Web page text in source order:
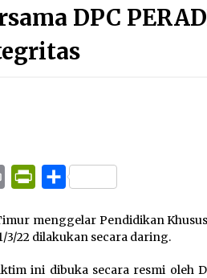
DPC
Print PrintFriendly
Share
menggelar Pendidikan
3/22 dilakukan secara daring.
ini dibuka secara resmi oleh